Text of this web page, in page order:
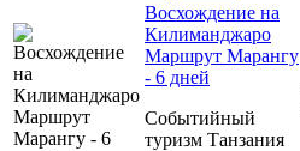
Восхождение на
Килиманджаро
Маршрут Марангу
- 6 дней
Событийный
туризм Танзания